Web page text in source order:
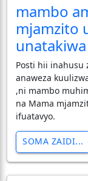
mambo
mjamzito
Posti hii inahusu
anaweza
,ni mambo
na Mama
ifuatavyo.
SOMA ZAIDI...